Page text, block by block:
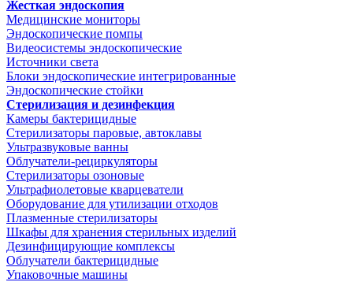
Жесткая эндоскопия
Медицинские мониторы
Эндоскопические помпы
Видеосистемы эндоскопические
Источники света
Блоки эндоскопические интегрированные
Эндоскопические стойки
Стерилизация и дезинфекция
Камеры бактерицидные
Стерилизаторы паровые, автоклавы
Ультразвуковые ванны
Облучатели-рециркуляторы
Стерилизаторы озоновые
Ультрафиолетовые кварцеватели
Оборудование для утилизации отходов
Плазменные стерилизаторы
Шкафы для хранения стерильных изделий
Дезинфицирующие комплексы
Облучатели бактерицидные
Упаковочные машины